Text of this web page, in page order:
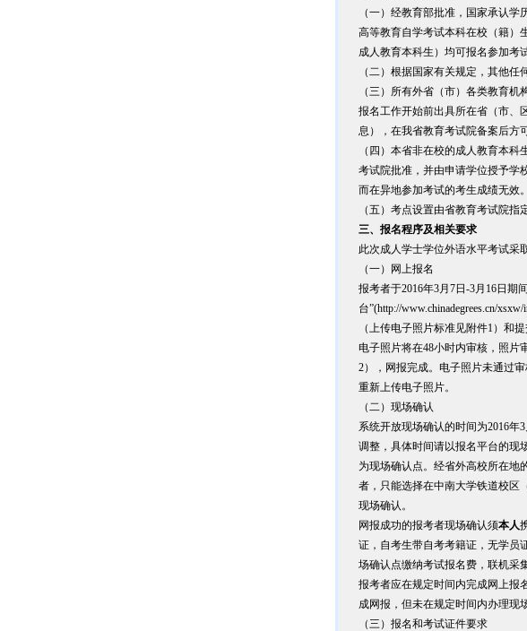
（一）经教育部批准，国家承认
高等教育自学考试本科在校（籍）
成人教育本科生）均可报名参加考试
（二）根据国家有关规定，其他任
（三）所有外省（市）各类教育
报名工作开始前出具所在省（市、
息），在我省教育考试院备案后方
（四）本省非在校的成人教育本
考试院批准，并由申请学位授予学
而在异地参加考试的考生成绩无效。
（五）考点设置由省教育考试院指定
三、 报名程序及相关要求
此次成人学士学位外语水平考试采
（一）网上报名
报考者于2016年3月7日-3月16日期
台”(http://www.chinadegrees.cn/
（上传电子照片标准见附件1）和
电子照片将在48小时内审核，照片
2），网报完成。电子照片未通过
重新上传电子照片。
（二）现场确认
系统开放现场确认的时间为2016年
调整，具体时间请以报名平台的现
为现场确认点。经省外高校所在地
者，只能选择在中南大学铁道校区
现场确认。
网报成功的报考者现场确认须本人
证，自考生带自考考籍证，无学员
场确认点缴纳考试报名费，联机采
报考者应在规定时间内完成网上报
成网报，但未在规定时间内办理现
（三）报名和考试证件要求